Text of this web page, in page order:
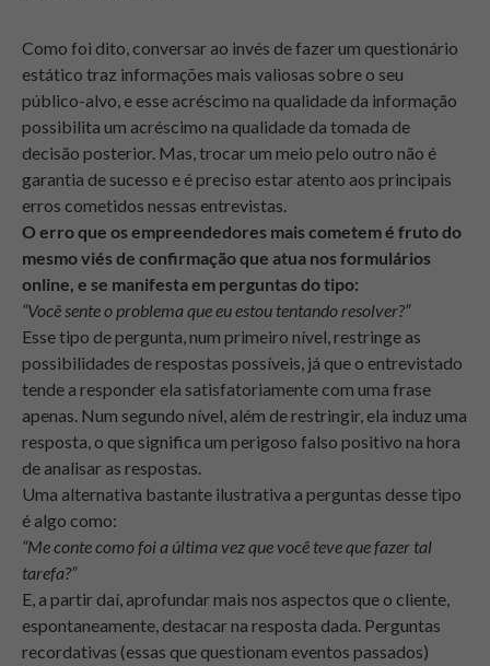
Como foi dito, conversar ao invés de fazer um questionário
estático traz informações mais valiosas sobre o seu
público-alvo, e esse acréscimo na qualidade da informação
possibilita um acréscimo na qualidade da tomada de
decisão posterior. Mas, trocar um meio pelo outro não é
garantia de sucesso e é preciso estar atento aos principais
erros cometidos nessas entrevistas.
O erro que os empreendedores mais cometemé fruto do
mesmo viés de confirmação que atua nos formulários
online, e se manifesta em perguntas do tipo:
“Você sente o problema que eu estou tentando resolver?”
Esse tipo de pergunta, num primeiro nível, restringe as
possibilidades de respostas possíveis, já que o entrevistado
tende a responder ela satisfatoriamente com uma frase
apenas. Num segundo nível, além de restringir, ela induz uma
resposta, o que significa um perigoso falso positivo na hora
de analisar as respostas.
Uma alternativa bastante ilustrativa a perguntas desse tipo
é algo como:
“Me conte como foi a última vez que você teve que fazer tal
tarefa?”
E, a partir daí, aprofundar mais nos aspectos que o cliente,
espontaneamente, destacar na resposta dada. Perguntas
recordativas (essas que questionam eventos passados)